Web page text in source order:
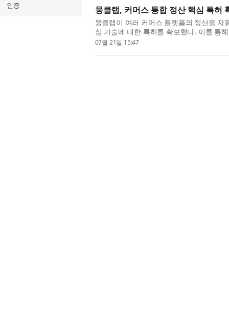
인증
뭉클랩, 커머스 통합 정산 핵심 특허
뭉클랩이 여러 커머스 플랫폼의 정산을 자
심 기술에 대한 특허를 확보했다. 이를 통
정산 비교까지 자동...
07월 21일 15:47